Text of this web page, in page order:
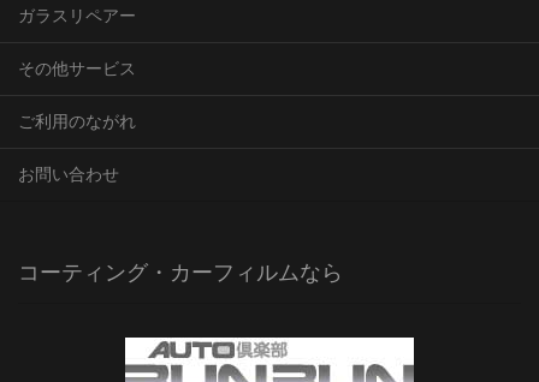
ガラスリペアー
その他サービス
ご利用のながれ
お問い合わせ
コーティング・カーフィルムなら